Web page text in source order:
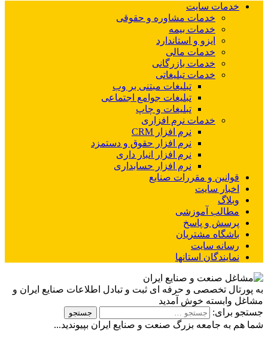
خدمات سایت
خدمات مشاوره و حقوقی
خدمات بیمه
ایزو و استاندارد
خدمات مالی
خدمات بازرگانی
خدمات تبلیغاتی
تبلیغات مبتنی بر وب
تبلیغات جوامع اجتماعی
تبلیغات و چاپ
خدمات نرم افزاری
نرم افزار CRM
نرم افزار حقوق و دستمزد
نرم افزار انبار داری
نرم افزار حسابداری
قوانین و مقررات صنایع
اخبار سایت
وبلاگ
مطالب آموزشی
پرسش و پاسخ
باشگاه مشتریان
رسانه سایت
نمایندگان استانها
به پورتال تخصصی و حرفه ای ثبت و تبادل اطلاعات صنایع ایران و
مشاغل وابسته خوش آمدید
جستجو برای:
شما هم به جامعه بزرگ صنعت و صنایع ایران بپیوندید...